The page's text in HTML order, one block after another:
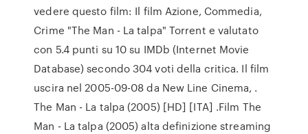
vedere questo film: Il film Azione, Commedia,
Crime "The Man - La talpa" Torrent e valutato
con 5.4 punti su 10 su IMDb (Internet Movie
Database) secondo 304 voti della critica. Il film
uscira nel 2005-09-08 da New Line Cinema, .
The Man - La talpa (2005) [HD] [ITA] .Film The
Man - La talpa (2005) alta definizione streaming